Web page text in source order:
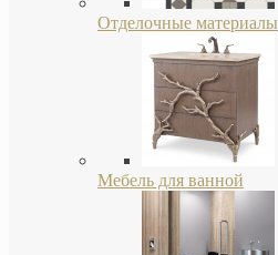
Отделочные материалы
Мебель для ванной